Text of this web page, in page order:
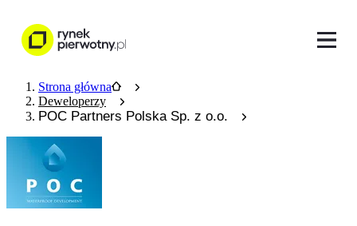
Strona główna
Deweloperzy
POC Partners Polska Sp. z o.o.